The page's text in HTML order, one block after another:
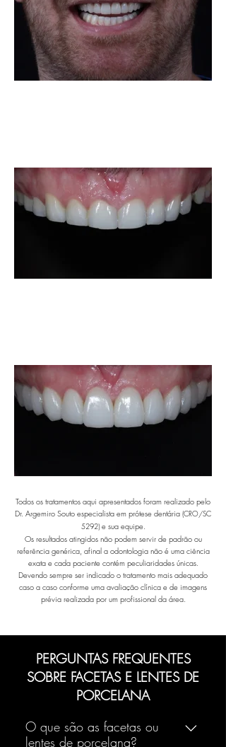
Todos os tratamentos aqui apresentados foram realizado pelo
Dr. Argemiro Souto especialista em prótese dentária (CRO/SC
5292)e sua equipe.
Os resultados atingidos não podem servir de padrão ou
referência genérica, afinal a odontologia não é uma ciência
exata e cada paciente contém peculiaridades únicas.
Devendo sempre ser indicado o tratamento mais adequado
caso a caso conforme uma avaliação clínica e de imagens
prévia realizada por um profissional da área.
PERGUNTAS FREQUENTES
SOBRE FACETAS E LENTES DE
PORCELANA
O que são as facetas ou
lentes de porcelana?